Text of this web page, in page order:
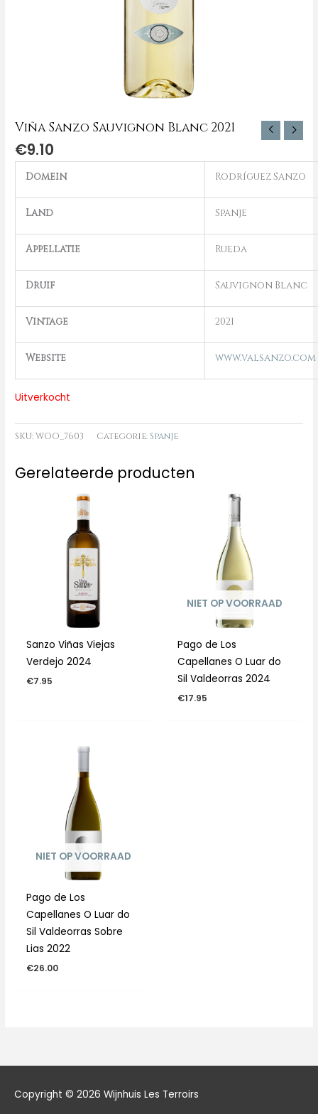
Viña Sanzo Sauvignon Blanc 2021
€9.10
Domein Rodríguez Sanzo
Land Spanje
Appellatie Rueda
Druif Sauvignon Blanc
Vintage 2021
Website www.valsanzo.com
Uitverkocht
SKU:WOO_7603 Categorie: Spanje
Gerelateerde producten
Sanzo Viñas Viejas
Verdejo 2024
€7.95
NIET OP VOORRAAD
Pago de Los
Capellanes O Luar do
Sil Valdeorras 2024
€17.95
NIET OP VOORRAAD
Pago de Los
Capellanes O Luar do
Sil Valdeorras Sobre
Lias 2022
€26.00
Copyright © 2026 Wijnhuis Les Terroirs